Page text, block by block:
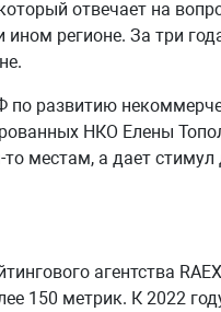
отвечает на
регионе. За три
по развитию
НКО Елены
местам, а дает стимул
агентства
150 метрик. К 2022